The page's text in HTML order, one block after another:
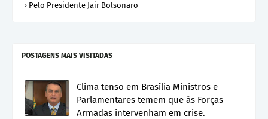
Pelo Presidente Jair Bolsonaro
POSTAGENS MAIS VISITADAS
Clima tenso em Brasília Ministros e
Parlamentares temem que ás Forças
Armadas intervenham em crise.